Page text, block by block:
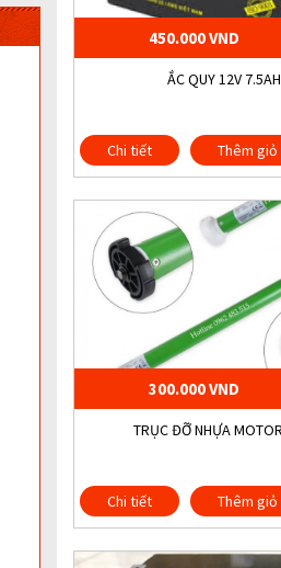
450.000 VND
ẮC QUY 12V 7.5AH
Chi tiết Thêm giỏ
300.000 VND
TRỤC ĐỠ NHỰA
Chi tiết Thêm giỏ